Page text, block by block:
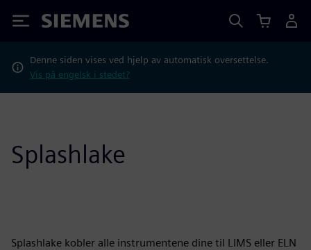
Siemens
Denne siden vises ved hjelp av automatisk oversettelse.
Vis på engelsk i stedet?
Splashlake
Splashlake kobler alle instrumentene dine til LIMS eller ELN